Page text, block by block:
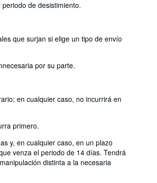
de desistimiento.
que surjan si elige un tipo de envío
por su parte.
en cualquier caso, no incurrirá en
primero.
y, en cualquier caso, en un plazo
venza el periodo de 14 días. Tendrá
distinta a la necesaria